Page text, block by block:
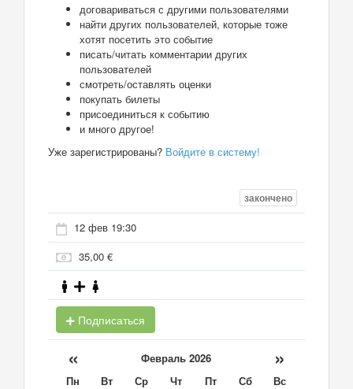
договариваться с другими пользователями
найти других пользователей, которые тоже
хотят посетить это событие
писать/читать комментарии других
пользователей
смотреть/оставлять оценки
покупать билеты
присоединиться к событию
и много другое!
Уже зарегистрированы? Войдите в систему!
закончено
12 фев 19:30
35,00 €
Подписаться
« Февраль 2026 »
Пн Вт Ср Чт Пт Сб
Вс